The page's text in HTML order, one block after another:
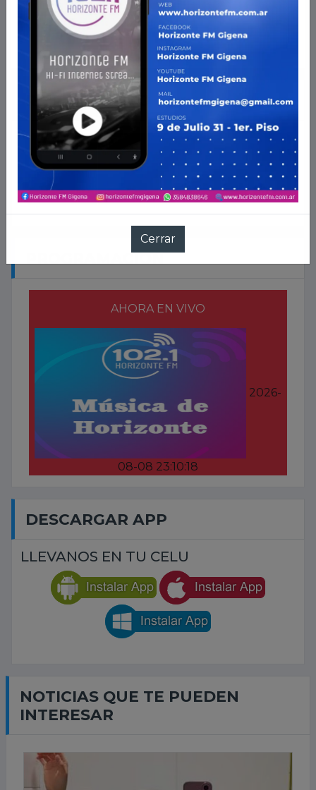
RADIO EN VIVO
PROGRAMACION
AHORA EN VIVO
2026-
08-08 23:10:18
DESCARGAR APP
LLEVANOS EN TU CELU
NOTICIAS QUE TE PUEDEN
INTERESAR